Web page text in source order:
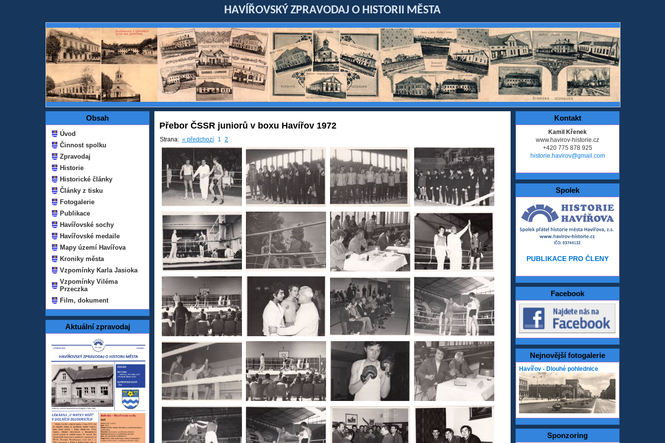
HAVÍŘOVSKÝ ZPRAVODAJ O HISTORII MĚSTA
Kontakt
Kamil Křenek
www.havirov-historie.cz
+420 775 878 925
historie.havirov@gmail.com
Spolek
PUBLIKACE PRO ČLENY
Facebook
Nejnovější fotogalerie
Havířov - Dlouhé pohlednice
Sponzoring
Obsah
Úvod
Činnost spolku
Zpravodaj
Historie
Historické články
Články z tisku
Fotogalerie
Publikace
Havířovské sochy
Havířovské medaile
Mapy území Havířova
Kroniky města
Vzpomínky Karla Jasioka
Vzpomínky Viléma
Przeczka
Film, dokument
Aktuální zpravodaj
Přebor ČSSR juniorů v boxu Havířov 1972
Strana: « předchozí 1 2